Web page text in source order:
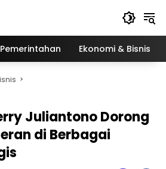
Ekonomi & Bisnis
Juliantono Dorong
di Berbagai